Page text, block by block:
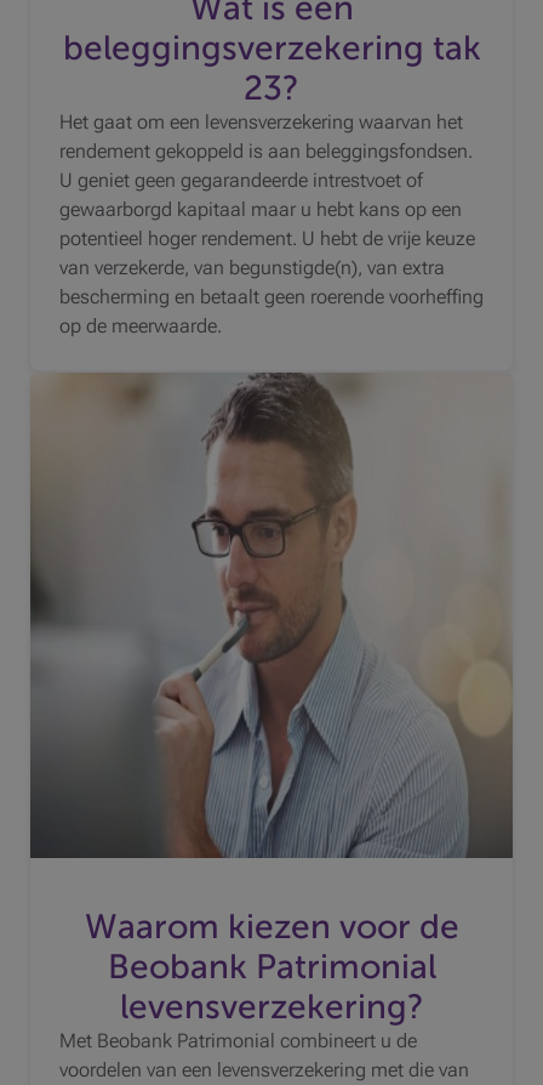
Wat is een
beleggingsverzekering tak
23?
Het gaat om een levensverzekering waarvan het
rendement gekoppeld is aan beleggingsfondsen.
U geniet geen gegarandeerde intrestvoet of
gewaarborgd kapitaal maar u hebt kans op een
potentieel hoger rendement. U hebt de vrije keuze
van verzekerde, van begunstigde(n), van extra
bescherming en betaalt geen roerende voorheffing
op de meerwaarde.
Waarom kiezen voor de
Beobank Patrimonial
levensverzekering?
Met Beobank Patrimonial combineert u de
voordelen van een levensverzekering met die van